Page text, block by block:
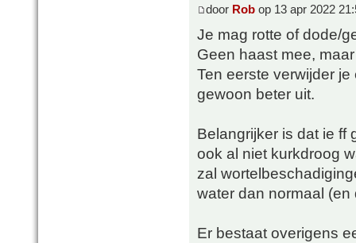
door Rob op 13 apr 2022
Je mag rotte of dode/
Geen haast mee,
Ten eerste verwijder
gewoon beter uit.
Belangrijker is dat ie ff
ook al niet kurkdroog
zal
water dan normaal
Er bestaat overigens